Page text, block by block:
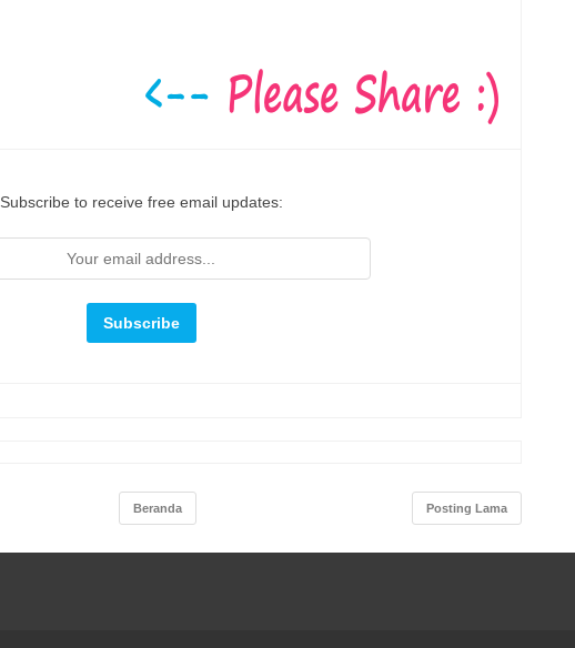
Subscribe to receive free email updates:
Posting Lama
Beranda